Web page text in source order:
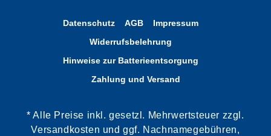
Datenschutz AGB
Impressum
Widerrufsbelehrung
Hinweise zur Batterieentsorgung
Zahlung und Versand
* Alle Preise inkl. gesetzl. Mehrwertsteuer zzgl.
Versandkosten und ggf. Nachnamegebühren,